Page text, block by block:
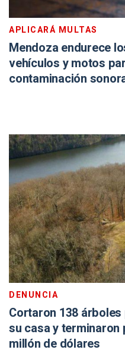
APLICARÁ MULTAS
Mendoza endurece
vehículos y motos
contaminación
DENUNCIA
Cortaron 138
su casa y terminaron
millón de dólares